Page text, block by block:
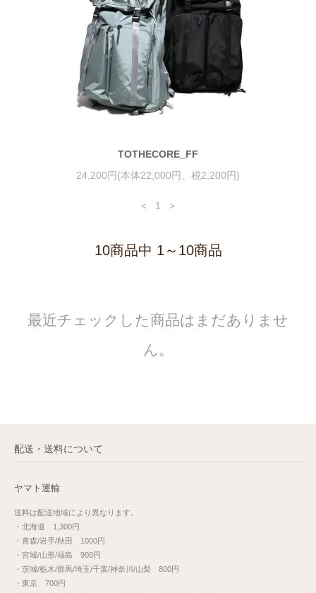
TOTHECORE_FF
24,200円(本体22,000円、税2,200円)
< 1 >
10商品中 1～10商品
最近チェックした商品はまだありませ
ん。
配送・送料について
ヤマト運輸
送料は配送地域により異なります。
・北海道 1,300円
・青森/岩手/秋田 1000円
・宮城/山形/福島 900円
・茨城/栃木/群馬/埼玉/千葉/神奈川/山梨 800円
・東京 700円